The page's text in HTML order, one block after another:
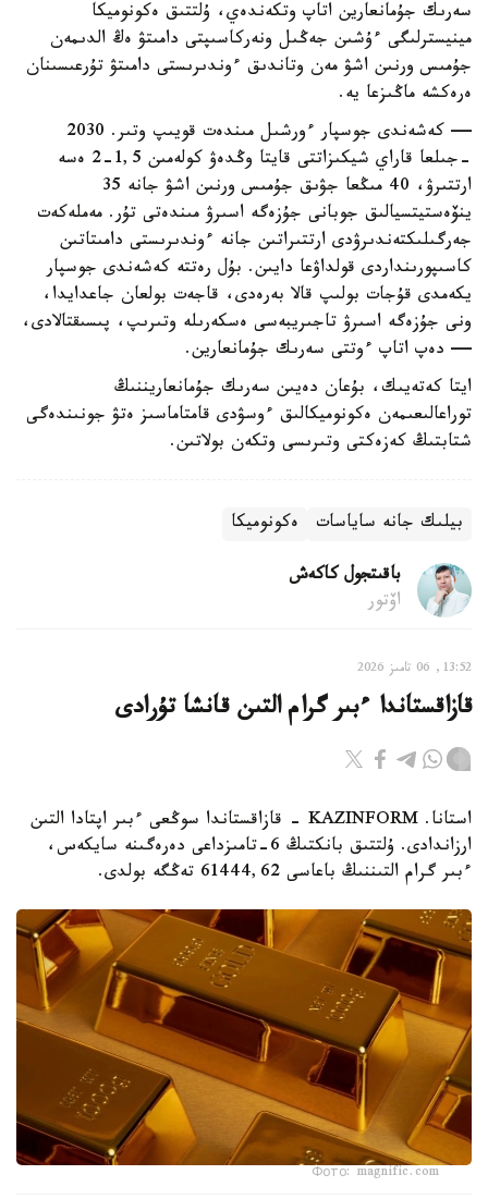
سەرىك جۇمانعارين اتاپ وتكەندەي، ۇلتتىق ەكونوميكا
مينيسترلىگى ءۇشىن جەڭىل ونەركاسىپتى دامىتۋ ەڭ الدىمەن
جۇمىس ورنىن اشۋ مەن وتاندىق ءوندىرىستى دامىتۋ تۇرعىسىنان
ەرەكشە ماڭىزعا يە.
— كەشەندى جوسپار ءورشىل مىندەت قويىپ وتىر. 2030
-جىلعا قاراي شيكىزاتتى قايتا وڭدەۋ كولەمىن 1,5-2 ەسە
ارتتىرۋ، 40 مىڭعا جۋىق جۇمىس ورنىن اشۋ جانە 35
ينۆەستيتسيالىق جوبانى جۇزەگە اسىرۋ مىندەتى تۇر. مەملەكەت
جەرگىلىكتەندىرۋدى ارتتىراتىن جانە ءوندىرىستى دامىتاتىن
كاسىپورىنداردى قولداۋعا دايىن. بۇل رەتتە كەشەندى جوسپار
يكەمدى قۇجات بولىپ قالا بەرەدى، قاجەت بولعان جاعدايدا،
ونى جۇزەگە اسىرۋ تاجىريبەسى ەسكەرىلە وتىرىپ، پىسىقتالادى،
— دەپ اتاپ ءوتتى سەرىك جۇمانعارين.
ايتا كەتەيىك، بۇعان دەيىن سەرىك جۇمانعاريننىڭ
توراعالىعىمەن ەكونوميكالىق ءوسۋدى قامتاماسىز ەتۋ جونىندەگى
شتابتىڭ كەزەكتى وتىرىسى وتكەن بولاتىن.
بيلىك جانە ساياسات ەكونوميكا
باقىتجول كاكەش
اۆتور
13:52, 06 تامىز 2026
قازاقستاندا ءبىر گرام التىن قانشا تۇرادى
استانا. KAZINFORM - قازاقستاندا سوڭعى ءبىر اپتادا التىن
ارزاندادى. ۇلتتىق بانكتىڭ 6-تامىزداعى دەرەگىنە سايكەس،
ءبىر گرام التىننىڭ باعاسى 61444,62 تەڭگە بولدى.
Фото: magnific.com